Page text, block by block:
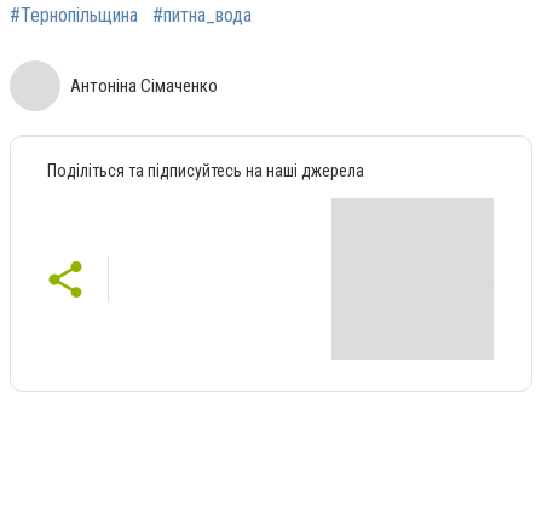
#Тернопільщина #питна_вода
Антоніна Сімаченко
Поділіться та підписуйтесь на наші джерела